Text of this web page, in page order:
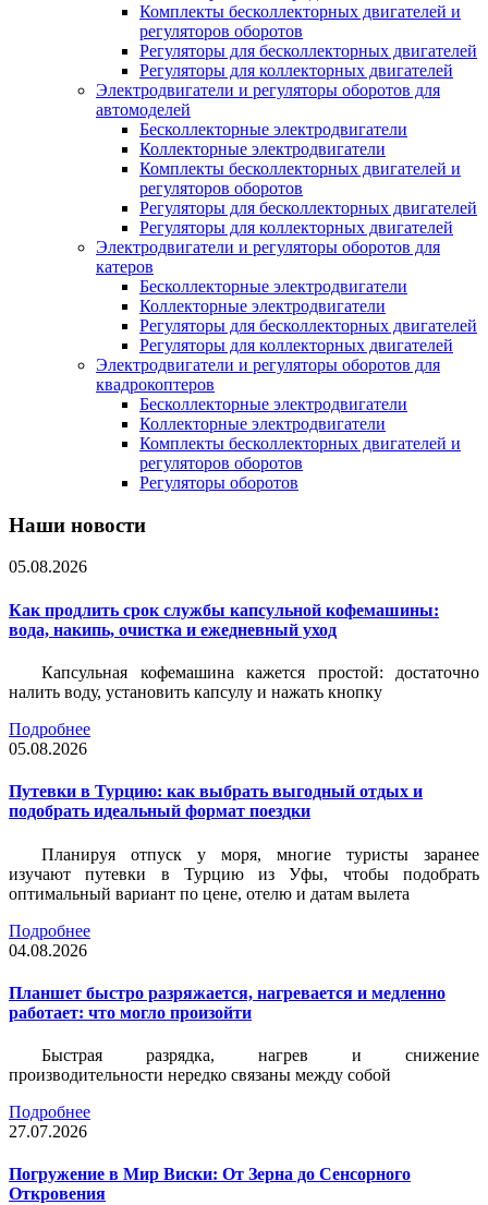
Комплекты бесколлекторных двигателей и
регуляторов оборотов
Регуляторы для бесколлекторных двигателей
Регуляторы для коллекторных двигателей
Электродвигатели и регуляторы оборотов для
автомоделей
Бесколлекторные электродвигатели
Коллекторные электродвигатели
Комплекты бесколлекторных двигателей и
регуляторов оборотов
Регуляторы для бесколлекторных двигателей
Регуляторы для коллекторных двигателей
Электродвигатели и регуляторы оборотов для
катеров
Бесколлекторные электродвигатели
Коллекторные электродвигатели
Регуляторы для бесколлекторных двигателей
Регуляторы для коллекторных двигателей
Электродвигатели и регуляторы оборотов для
квадрокоптеров
Бесколлекторные электродвигатели
Коллекторные электродвигатели
Комплекты бесколлекторных двигателей и
регуляторов оборотов
Регуляторы оборотов
Наши новости
05.08.2026
Как продлить срок службы капсульной кофемашины:
вода, накипь, очистка и ежедневный уход
Капсульная кофемашина кажется простой: достаточно
налить воду, установить капсулу и нажать кнопку
Подробнее
05.08.2026
Путевки в Турцию: как выбрать выгодный отдых и
подобрать идеальный формат поездки
Планируя отпуск у моря, многие туристы заранее
изучают путевки в Турцию из Уфы, чтобы подобрать
оптимальный вариант по цене, отелю и датам вылета
Подробнее
04.08.2026
Планшет быстро разряжается, нагревается и медленно
работает: что могло произойти
Быстрая разрядка, нагрев и снижение
производительности нередко связаны между собой
Подробнее
27.07.2026
Погружение в Мир Виски: От Зерна до Сенсорного
Откровения